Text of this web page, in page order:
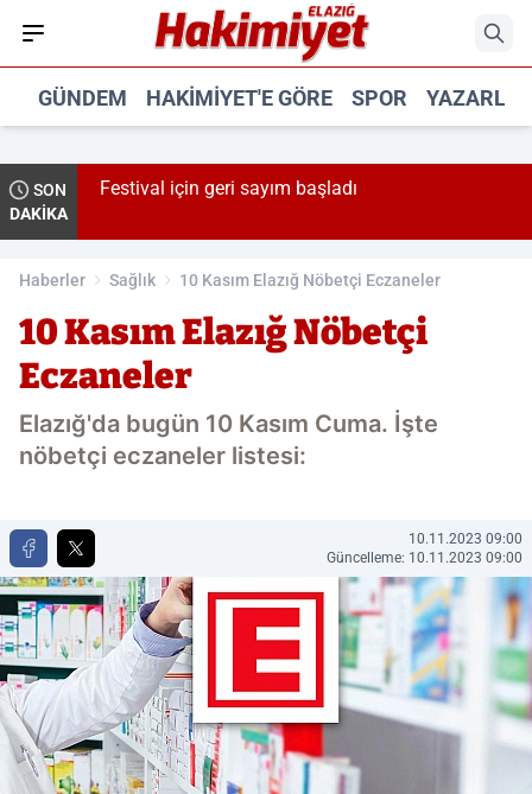
GÜNDEM HAKIMIYET'E GÖRE SPOR
SON
DAKİKA
Festival için geri sayım başladı
Haberler Sağlık 10 Kasım Elazığ Nöbetçi Eczaneler
10 Kasım Elazığ Nöbetçi
Eczaneler
Elazığ'da bugün 10 Kasım Cuma. İşte
nöbetçi eczaneler listesi:
10.11.2023 09:00
Güncelleme: 10.11.2023 09:00